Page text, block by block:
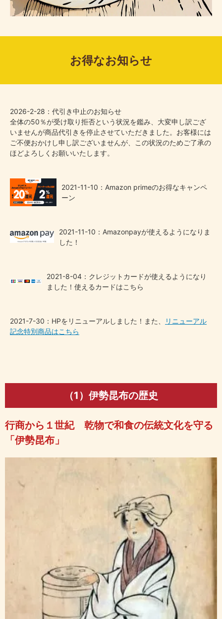
お得なお知らせ
2026-2-28：代引き中止のお知らせ
全体の50％が受け取り拒否という状況を鑑み、大変申し訳ござ
いませんが商品代引きを停止させていただきました。お客様には
ご不便おかけし申し訳ございませんが、この状況のためご了承の
ほどよろしくお願いいたします。
2021-11-10：Amazon primeのお得なキャンペ
ーン
2021-11-10：Amazonpayが使えるようになりま
した！
2021-8-04：クレジットカードが使えるようになり
ました！使えるカードはこちら
2021-7-30：HPをリニューアルしました！また、
リニューアル
記念特別商品はこちら
（1）伊勢昆布の歴史
行商から１世紀 乾物で和食の伝統文化を守る
「伊勢昆布」